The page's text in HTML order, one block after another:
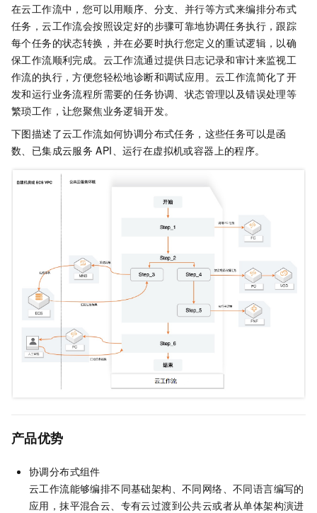
在云工作流中，您可以用顺序、分支、并行等方式来编排分布式
任务，云工作流会按照设定好的步骤可靠地协调任务执行，跟踪
每个任务的状态转换，并在必要时执行您定义的重试逻辑，以确
保工作流顺利完成。 云工作流通过提供日志记录和审计来监视工
作流的执行，方便您轻松地诊断和调试应用。 云工作流简化了开
发和运行业务流程所需要的任务协调、状态管理以及错误处理等
繁琐工作，让您聚焦业务逻辑开发。
下图描述了云工作流如何协调分布式任务，这些任务可以是函
数、已集成云服务 API、运行在虚拟机或容器上的程序。
产品优势
协调分布式组件
云工作流能够编排不同基础架构、不同网络、不同语言编写的
应用，抹平混合云、专有云过渡到公共云或者从单体架构演进